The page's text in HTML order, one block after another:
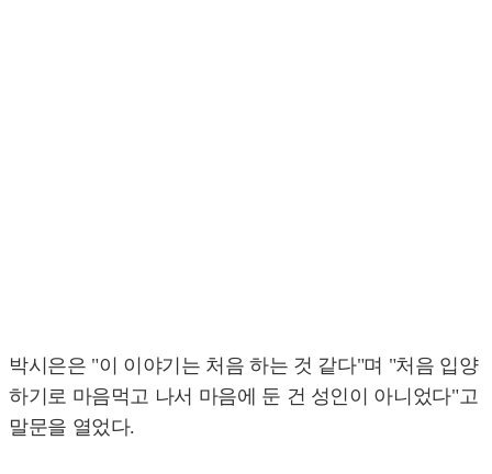
박시은은 "이 이야기는 처음 하는 것 같다"며 "처음 입양
하기로 마음먹고 나서 마음에 둔 건 성인이 아니었다"고
말문을 열었다.